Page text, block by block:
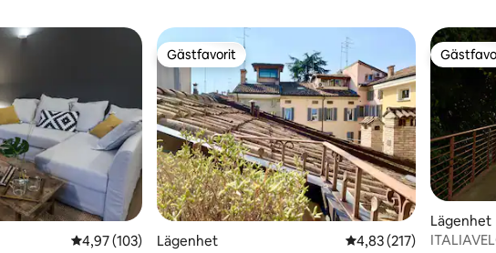
omdömen
4,97 av 5 i genomsnittligt betyg, 103 omdömen
4,97 (103)
Gästfavorit
Gästfavorit
Lägenhet 4,83 av 5 i
4,83 (217)
Lägenhet